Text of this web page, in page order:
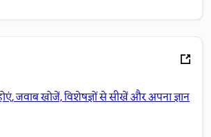
जवाब खोजें, विशेषज्ञों से सीखें और अपना ज्ञान